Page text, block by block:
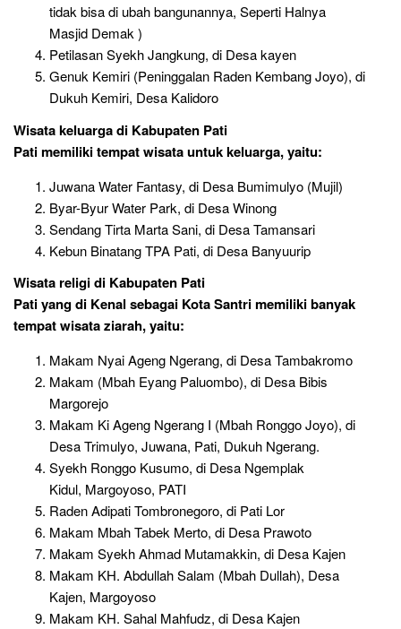
tidak bisa di ubah bangunannya, Seperti Halnya
Masjid Demak )
Petilasan Syekh Jangkung, di Desa kayen
Genuk Kemiri (Peninggalan Raden Kembang Joyo), di
Dukuh Kemiri, Desa Kalidoro
Wisata keluargadi Kabupaten Pati
Pati memiliki tempat wisata untuk keluarga, yaitu:
Juwana Water Fantasy, di Desa Bumimulyo (Mujil)
Byar-Byur Water Park, di Desa Winong
Sendang Tirta Marta Sani, di Desa Tamansari
Kebun Binatang TPA Pati, di Desa Banyuurip
Wisata religidi Kabupaten Pati
Pati yang di Kenal sebagai Kota Santri memiliki banyak
tempat wisata ziarah, yaitu:
Makam Nyai Ageng Ngerang, di Desa Tambakromo
Makam (Mbah Eyang Paluombo), di Desa Bibis
Margorejo
Makam Ki Ageng Ngerang I (Mbah Ronggo Joyo), di
Desa Trimulyo, Juwana, Pati, Dukuh Ngerang.
Syekh Ronggo Kusumo, di Desa Ngemplak
Kidul, Margoyoso, PATI
Raden Adipati Tombronegoro, di Pati Lor
Makam Mbah Tabek Merto, di Desa Prawoto
Makam Syekh Ahmad Mutamakkin, di Desa Kajen
Makam KH. Abdullah Salam (Mbah Dullah), Desa
Kajen, Margoyoso
Makam KH. Sahal Mahfudz, di Desa Kajen